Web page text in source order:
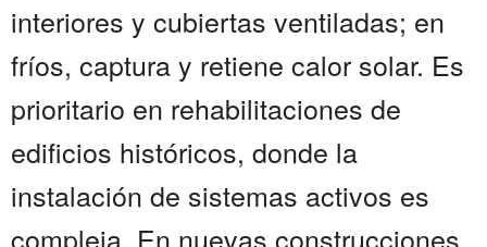
interiores y cubiertas ventiladas; en
fríos, captura y retiene calor solar. Es
prioritario en rehabilitaciones de
edificios históricos, donde la
instalación de sistemas activos es
compleja. En nuevas construcciones,